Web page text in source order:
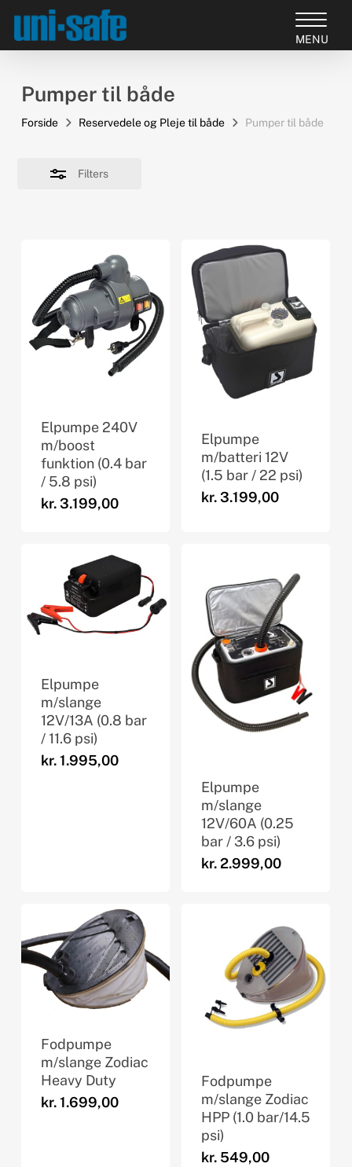
main
Pumper til både
Forside Reservedele og Pleje til både Pumper til både
Filters
Close
Filters
Elpumpe 240V
m/boost
funktion (0.4 bar
/ 5.8 psi)
kr.3.199,00
Elpumpe
m/batteri 12V
(1.5 bar / 22 psi)
kr.3.199,00
Elpumpe
m/slange
12V/13A (0.8 bar
/ 11.6 psi)
kr.1.995,00
Elpumpe
m/slange
12V/60A (0.25
bar / 3.6 psi)
kr.2.999,00
Fodpumpe
m/slange Zodiac
Heavy Duty
kr.1.699,00
Fodpumpe
m/slange Zodiac
HPP (1.0 bar/14.5
psi)
kr. 549,00
Close